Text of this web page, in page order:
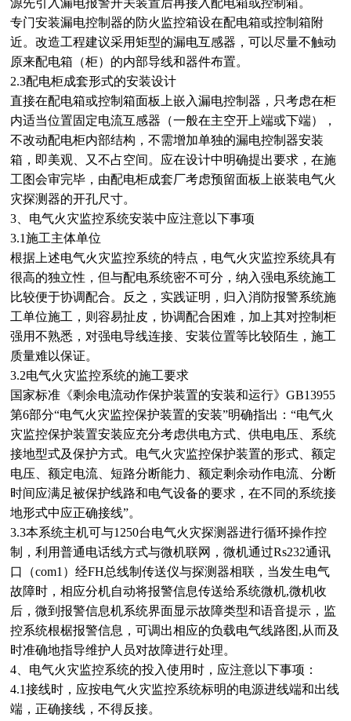
源先引入漏电报警开关装置后再接入配电箱或控制箱。
专门安装漏电控制器的防火监控箱设在配电箱或控制箱附
近。改造工程建议采用矩型的漏电互感器，可以尽量不触动
原来配电箱（柜）的内部导线和器件布置。
2.3配电柜成套形式的安装设计
直接在配电箱或控制箱面板上嵌入漏电控制器，只考虑在柜
内适当位置固定电流互感器（一般在主空开上端或下端），
不改动配电柜内部结构，不需增加单独的漏电控制器安装
箱，即美观、又不占空间。应在设计中明确提出要求，在施
工图会审完毕，由配电柜成套厂考虑预留面板上嵌装电气火
灾探测器的开孔尺寸。
3、电气火灾监控系统安装中应注意以下事项
3.1施工主体单位
根据上述电气火灾监控系统的特点，电气火灾监控系统具有
很高的独立性，但与配电系统密不可分，纳入强电系统施工
比较便于协调配合。反之，实践证明，归入消防报警系统施
工单位施工，则容易扯皮，协调配合困难，加上其对控制柜
强用不熟悉，对强电导线连接、安装位置等比较陌生，施工
质量难以保证。
3.2电气火灾监控系统的施工要求
国家标准《剩余电流动作保护装置的安装和运行》GB13955
第6部分“电气火灾监控保护装置的安装”明确指出：“电气火
灾监控保护装置安装应充分考虑供电方式、供电电压、系统
接地型式及保护方式。电气火灾监控保护装置的形式、额定
电压、额定电流、短路分断能力、额定剩余动作电流、分断
时间应满足被保护线路和电气设备的要求，在不同的系统接
地形式中应正确接线”。
3.3本系统主机可与1250台电气火灾探测器进行循环操作控
制，利用普通电话线方式与微机联网，微机通过Rs232通讯
口（com1）经FH总线制传送仪与探测器相联，当发生电气
故障时，相应分机自动将报警信息传送给系统微机,微机收
后，微到报警信息机系统界面显示故障类型和语音提示，监
控系统根椐报警信息，可调出相应的负载电气线路图,从而及
时准确地指导维护人员对故障进行处理。
4、电气火灾监控系统的投入使用时，应注意以下事项：
4.1接线时，应按电气火灾监控系统标明的电源进线端和出线
端，正确接线，不得反接。